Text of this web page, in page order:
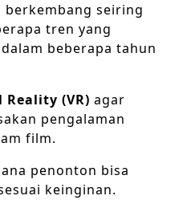
seiring
tren yang
beberapa tahun
(VR) agar
pengalaman
film.
penonton bisa
keinginan.